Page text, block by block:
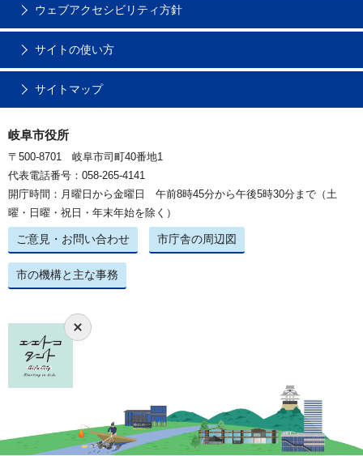
ウェブアクセシビリティ方針
サイトの使い方
サイトマップ
岐阜市役所
〒500-8701 岐阜市司町40番地1
代表電話番号：058-265-4141
開庁時間：月曜日から金曜日 午前8時45分から午後5時30分まで（土
曜・日曜・祝日・年末年始を除く）
ご意見・お問い合わせ 市庁舎の周辺図
市の機構と主な事務